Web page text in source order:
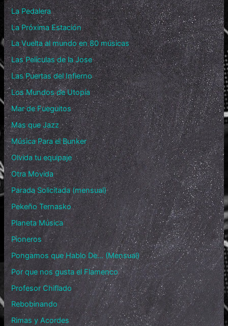
La Pedalera
La Próxima Estación
La Vuelta al mundo en 80 músicas
Las Películas de la Jose
Las Puertas del Infierno
Los Mundos de Utopía
Mar de Fueguitos
Mas que Jazz
Música Para el Bunker
Olvida tu equipaje
Otra Movida
Parada Solicitada (mensual)
Pekeño Ternasko
Planeta Música
Pioneros
Pongamos que Hablo De… (Mensual)
Por que nos gusta el Flamenco
Profesor Chiflado
Rebobinando
Rimas y Acordes